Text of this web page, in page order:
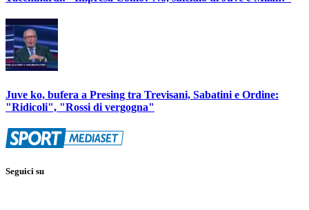
Juve ko, bufera a Presing tra Trevisani, Sabatini e Ordine:
"Ridicoli", "Rossi di vergogna"
Seguici su